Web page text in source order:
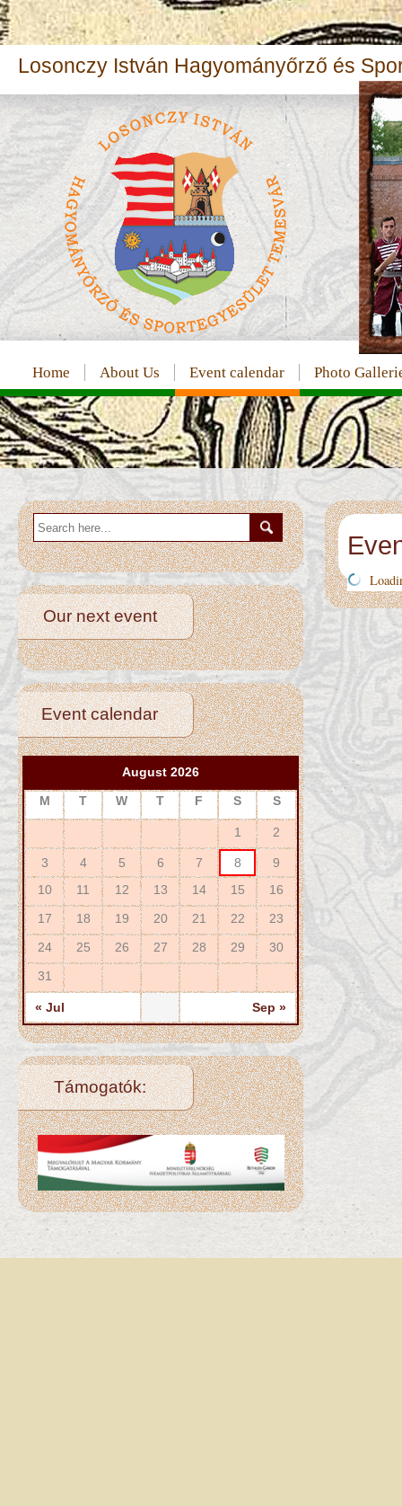
Losonczy István Hagyományőrző és
Home About Us Event calendar Photo
Our next event
Event calendar
August 2026
M
T W T F S S
1 2
3 4 5 6 7 8
9
10
11 12 13 14 15
16
17
18 19 20 21 22
23
24
25 26 27 28 29
30
31
« Jul Sep »
Támogatók: